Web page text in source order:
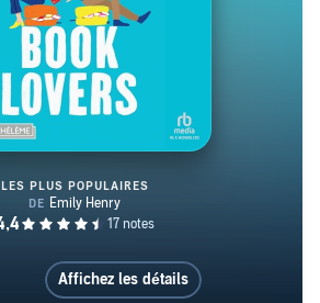
LES PLUS POPULAIRES
Affichez les détails